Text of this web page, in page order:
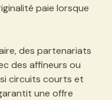
paie lorsque
des partenariats
des affineurs ou
circuits courts et
une offre